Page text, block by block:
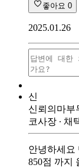
좋아요 0
2025.01.26
신
신뢰의마부
코사장 ∙ 채
안녕하세요
850점 까지